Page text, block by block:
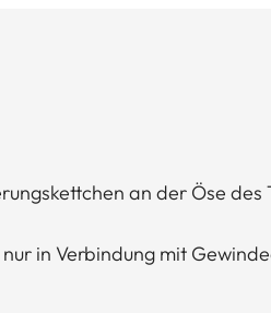
an der Öse des
nur in Verbindung mit